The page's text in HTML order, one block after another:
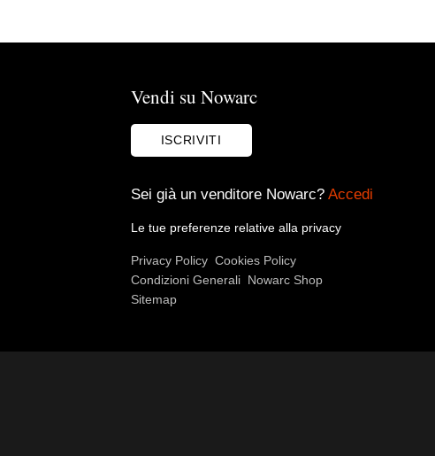
Vendi su Nowarc
ISCRIVITI
Sei già un venditore Nowarc? Accedi
Le tue preferenze relative alla privacy
Privacy Policy Cookies Policy
Condizioni Generali Nowarc Shop
Sitemap